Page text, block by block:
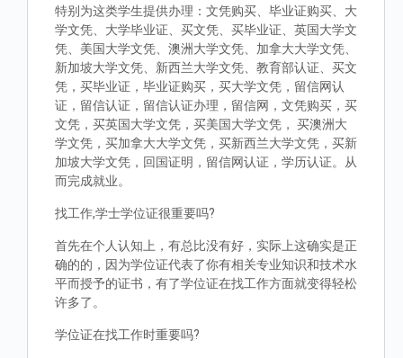
特别为这类学生提供办理：文凭购买、毕业证购买、大
学文凭、大学毕业证、买文凭、买毕业证、英国大学文
凭、美国大学文凭、澳洲大学文凭、加拿大大学文凭、
新加坡大学文凭、新西兰大学文凭、教育部认证、买文
凭，买毕业证，毕业证购买，买大学文凭，留信网认
证，留信认证，留信认证办理，留信网，文凭购买，买
文凭，买英国大学文凭，买美国大学文凭， 买澳洲大
学文凭，买加拿大大学文凭，买新西兰大学文凭，买新
加坡大学文凭，回国证明，留信网认证，学历认证。从
而完成就业。
找工作,学士学位证很重要吗?
首先在个人认知上，有总比没有好，实际上这确实是正
确的的，因为学位证代表了你有相关专业知识和技术水
平而授予的证书，有了学位证在找工作方面就变得轻松
许多了。
学位证在找工作时重要吗?